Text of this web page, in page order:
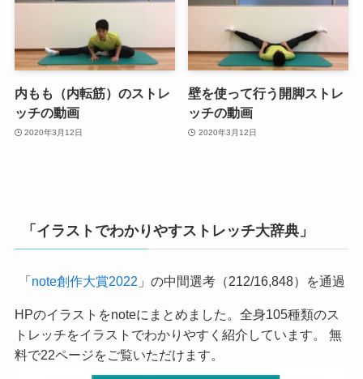
内もも（内転筋）のストレ
ッチの動画
2020年3月12日
壁を使って行う開脚ストレ
ッチの動画
2020年3月12日
「イラストでわかりやすストレッチ大辞典」
「note創作大賞2022 」の中間選考（212/16,848）を通過
HPのイラストをnoteにまとめました。全身105種類のス
トレッチをイラストでわかりやすく紹介しています。 無
料で22ページをご覧いただけます。